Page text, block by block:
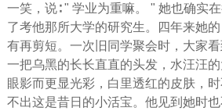
一笑，说∶ " 学业为重嘛。 " 她也确实
了考他那所大学的研究生。四年来她
有再剪短。一次旧同学聚会时，大家看
一把乌黑的长长直直的头发，水汪汪
眼影而更显光彩，白里透红的皮肤，
不出这是昔日的小活宝。他见到她时